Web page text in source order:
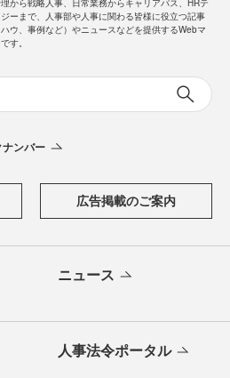
から戦略人事、日常業務からキャリアパス、HRテ
ーまで、人事部や人事に関わる皆様に役立つ記事
ハウ、事例など）やニュースなどを提供するWebマ
す。
ンバー
広告掲載のご案内
ニュース
人事法令ポータル